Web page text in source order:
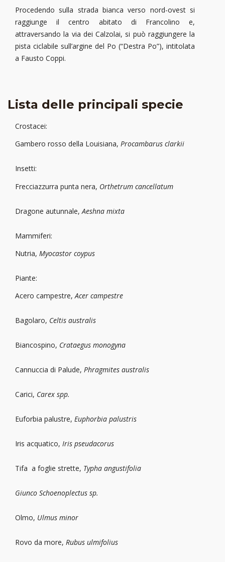
Procedendo sulla strada bianca verso nord-ovest si
raggiunge il centro abitato di Francolino e,
attraversando la via dei Calzolai, si può raggiungere la
pista ciclabile sull’argine del Po (“Destra Po”), intitolata
a Fausto Coppi.
Lista delle principali specie
Crostacei:
Gambero rosso della Louisiana, Procambarus clarkii
Insetti:
Frecciazzurra punta nera, Orthetrum cancellatum
Dragone autunnale, Aeshna mixta
Mammiferi:
Nutria, Myocastor coypus
Piante:
Acero campestre,Acer campestre
Bagolaro, Celtis australis
Biancospino, Crataegus monogyna
Cannuccia di Palude, Phragmites australis
Carici, Carex spp.
Euforbia palustre, Euphorbia palustris
Iris acquatico, Iris pseudacorus
Tifa a foglie strette, Typha angustifolia
Giunco Schoenoplectus sp.
Olmo, Ulmus minor
Rovo da more, Rubus ulmifolius